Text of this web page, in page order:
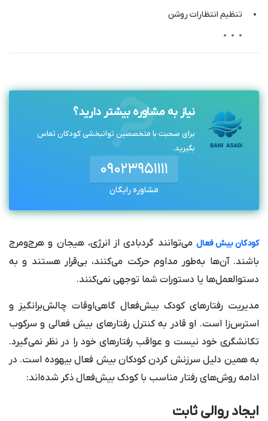
تنظیم انتظارات روشن
تقسیم وظایف به مراحل قابل مدیریت
پذیرش شرایط کودک
تخلیه انرژی
اجتناب از خستگی
بهبود دامنه توجه کودک
صبر و حوصله در هنگام برخورد با کودک
تشویق ویژگی‌های منحصربه‌فرد کودکان
تقویت مهارت‌های اجتماعی
تشویق به فعالیت‌های خلاقانه
ایجاد روال مشخصی برای خواب
حق انتخاب
استفاده از وسایل کمک بصری
پرهیز از حضور در تجمعات بزرگ
نیاز به مشاوره بیشتر دارید؟
برای صحبت با متخصصین توانبخشی کودکان تماس
بگیرید.
۰۹۰۲۳۹۵۱۱۱۱
مشاوره رایگان
کودکان بیش فعال می‌توانند گردبادی از انرژی، هیجان و هرج‌ومرج
باشند. آن‌ها به‌طور مداوم حرکت می‌کنند،‌ بی‌قرار هستند و به
دستوالعمل‌ها یا دستورات شما توجهی نمی‌کنند.
مدیریت رفتار‌های کودک بیش‌فعال گاهی‌اوقات چالش‌برانگیز و
استرس‌زا است. او قادر به کنترل رفتارهای بیش فعالی و سرکوب
تکانشگری خود نیست و عواقب رفتارهای خود را در نظر نمی‌گیرد.
به همین دلیل سرزنش کردن کودکان بیش فعال بیهوده است. در
ادامه روش‌های رفتار مناسب با کودک بیش‌فعال ذکر شده‌اند:
ایجاد روالی ثابت